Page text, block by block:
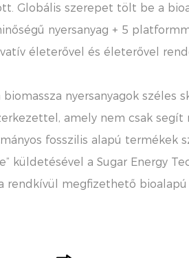
Globális szerepet tölt be a
nyersanyag + 5
életerővel és életerővel
nyersanyagok széles
amely nem csak
fosszilis alapú termékek
küldetésével a Sugar Energy
megfizethető bioalapú